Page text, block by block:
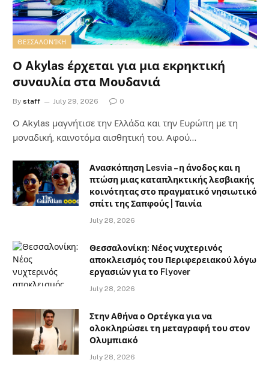
ΘΕΣΣΑΛΟΝΊΚΗ
Ο Akylas έρχεται για μια εκρηκτική
συναυλία στα Μουδανιά
By staff July 29, 2026 0
Ο Αkylas μαγνήτισε την Ελλάδα και την Ευρώπη με τη
μοναδική, καινοτόμα αισθητική του. Αφού…
Ανασκόπηση Lesvia – η άνοδος και η
πτώση μιας καταπληκτικής λεσβιακής
κοινότητας στο πραγματικό νησιωτικό
σπίτι της Σαπφούς | Ταινία
July 28, 2026
Θεσσαλονίκη: Νέος νυχτερινός
αποκλεισμός του Περιφερειακού λόγω
εργασιών για το Flyover
July 28, 2026
Στην Αθήνα ο Ορτέγκα για να
ολοκληρώσει τη μεταγραφή του στον
Ολυμπιακό
July 28, 2026